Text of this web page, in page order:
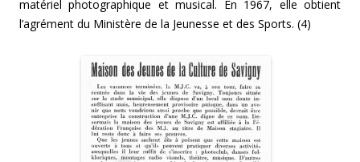
matériel photographique et musical. En 1967, elle obtient
l’agrément du Ministère de la Jeunesse et des Sports. (4)